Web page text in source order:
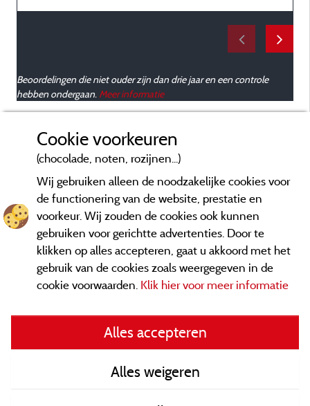
Beoordelingen die niet ouder zijn dan drie jaar en een controle
hebben ondergaan. Meer informatie
General terms of use
Contact gegevens
Cookie voorkeuren
(chocolade, noten, rozijnen...)
Wij gebruiken alleen de noodzakelijke cookies voor
de functionering van de website, prestatie en
voorkeur. Wij zouden de cookies ook kunnen
gebruiken voor gerichtte advertenties. Door te
klikken op alles accepteren, gaat u akkoord met het
gebruik van de cookies zoals weergegeven in de
cookie voorwaarden. Klik hier voor meer informatie
Alles accepteren
Alles weigeren